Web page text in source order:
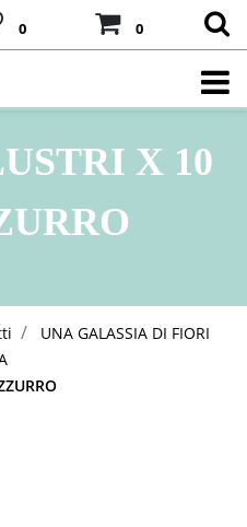
0 0
X 10
UNA GALASSIA DI FIORI